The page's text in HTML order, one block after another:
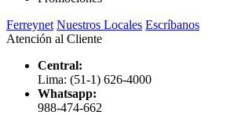
Ferreynet Nuestros Locales Escríbanos
Atención al Cliente
Central:
Lima: (51-1) 626-4000
Whatsapp:
988-474-662